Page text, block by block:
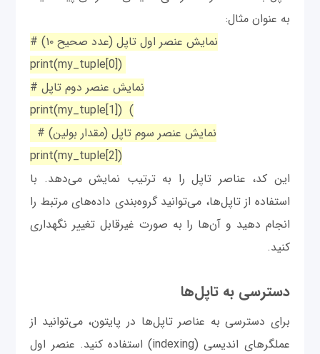
به عنوان مثال:
# نمایش عنصر اول تاپل (عدد صحیح ۱۰)
print(my_tuple[0])
# نمایش عنصر دوم تاپل
print(my_tuple[1]) (
# نمایش عنصر سوم تاپل (مقدار بولین)
print(my_tuple[2])
این کد، عناصر تاپل را به ترتیب نمایش می‌دهد. با
استفاده از تاپل‌ها، می‌توانید گروه‌بندی داده‌های مرتبط را
انجام دهید و آن‌ها را به صورت غیرقابل تغییر نگهداری
کنید.
دسترسی به تاپل‌ها
برای دسترسی به عناصر تاپل‌ها در پایتون، می‌توانید از
عملگرهای اندیسی (indexing) استفاده کنید. عنصر اول